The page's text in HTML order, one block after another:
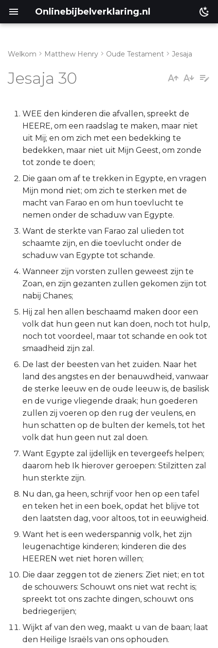
Onlinebijbelverklaring.nl
Jesaja 30:1-7
Jesaja 30:8-17
Jesaja 30:18-26
Jesaja 30:27-33
Lukas
Johannes
Handelingen
Romeinen
2 Korinthe
Galaten
Éfeze
Kolossenzen
1 Thessalonicenzen
2 Thessalonicenzen
1 Timótheüs
2 Timótheüs
Filémon
Hebreeën
Jakobus
1 Petrus
1 Johannes
2 Johannes
3 Johannes
Welkom Matthew Henry Oude Testament Jesaja
Jesaja 30
WEE den kinderen die afvallen, spreekt de
HEERE, om een raadslag te maken, maar niet
uit Mij; en om zich met een bedekking te
bedekken, maar niet uit Mijn Geest, om zonde
tot zonde te doen;
Die gaan om af te trekken in Egypte, en vragen
Mijn mond niet; om zich te sterken met de
macht van Farao en om hun toevlucht te
nemen onder de schaduw van Egypte.
Want de sterkte van Farao zal ulieden tot
schaamte zijn, en die toevlucht onder de
schaduw van Egypte tot schande.
Wanneer zijn vorsten zullen geweest zijn te
Zoan, en zijn gezanten zullen gekomen zijn tot
nabij Chanes;
Hij zal hen allen beschaamd maken door een
volk dat hun geen nut kan doen, noch tot hulp,
noch tot voordeel, maar tot schande en ook tot
smaadheid zijn zal.
De last der beesten van het zuiden. Naar het
land des angstes en der benauwdheid, vanwaar
de sterke leeuw en de oude leeuw is, de basilisk
en de vurige vliegende draak; hun goederen
zullen zij voeren op den rug der veulens, en
hun schatten op de bulten der kemels, tot het
volk dat hun geen nut zal doen.
Want Egypte zal ijdellijk en tevergeefs helpen;
daarom heb Ik hierover geroepen: Stilzitten zal
hun sterkte zijn.
Nu dan, ga heen, schrijf voor hen op een tafel
en teken het in een boek, opdat het blijve tot
den laatsten dag, voor altoos, tot in eeuwigheid.
Want het is een wederspannig volk, het zijn
leugenachtige kinderen; kinderen die des
HEEREN wet niet horen willen;
Die daar zeggen tot de zieners: Ziet niet; en tot
de schouwers: Schouwt ons niet wat recht is;
spreekt tot ons zachte dingen, schouwt ons
bedriegerijen;
Wijkt af van den weg, maakt u van de baan; laat
den Heilige Israëls van ons ophouden.